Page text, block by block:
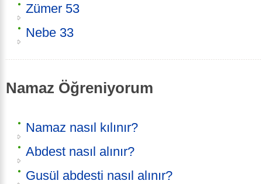
Zümer 53
Nebe 33
Namaz Öğreniyorum
Namaz nasıl kılınır?
Abdest nasıl alınır?
Gusül abdesti nasıl alınır?